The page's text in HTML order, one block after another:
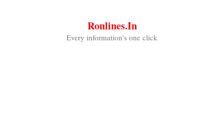
Ronlines.in
Every information's one click